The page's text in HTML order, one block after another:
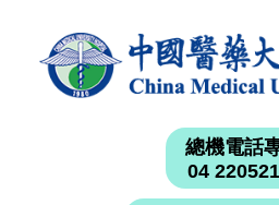
總機電話
04